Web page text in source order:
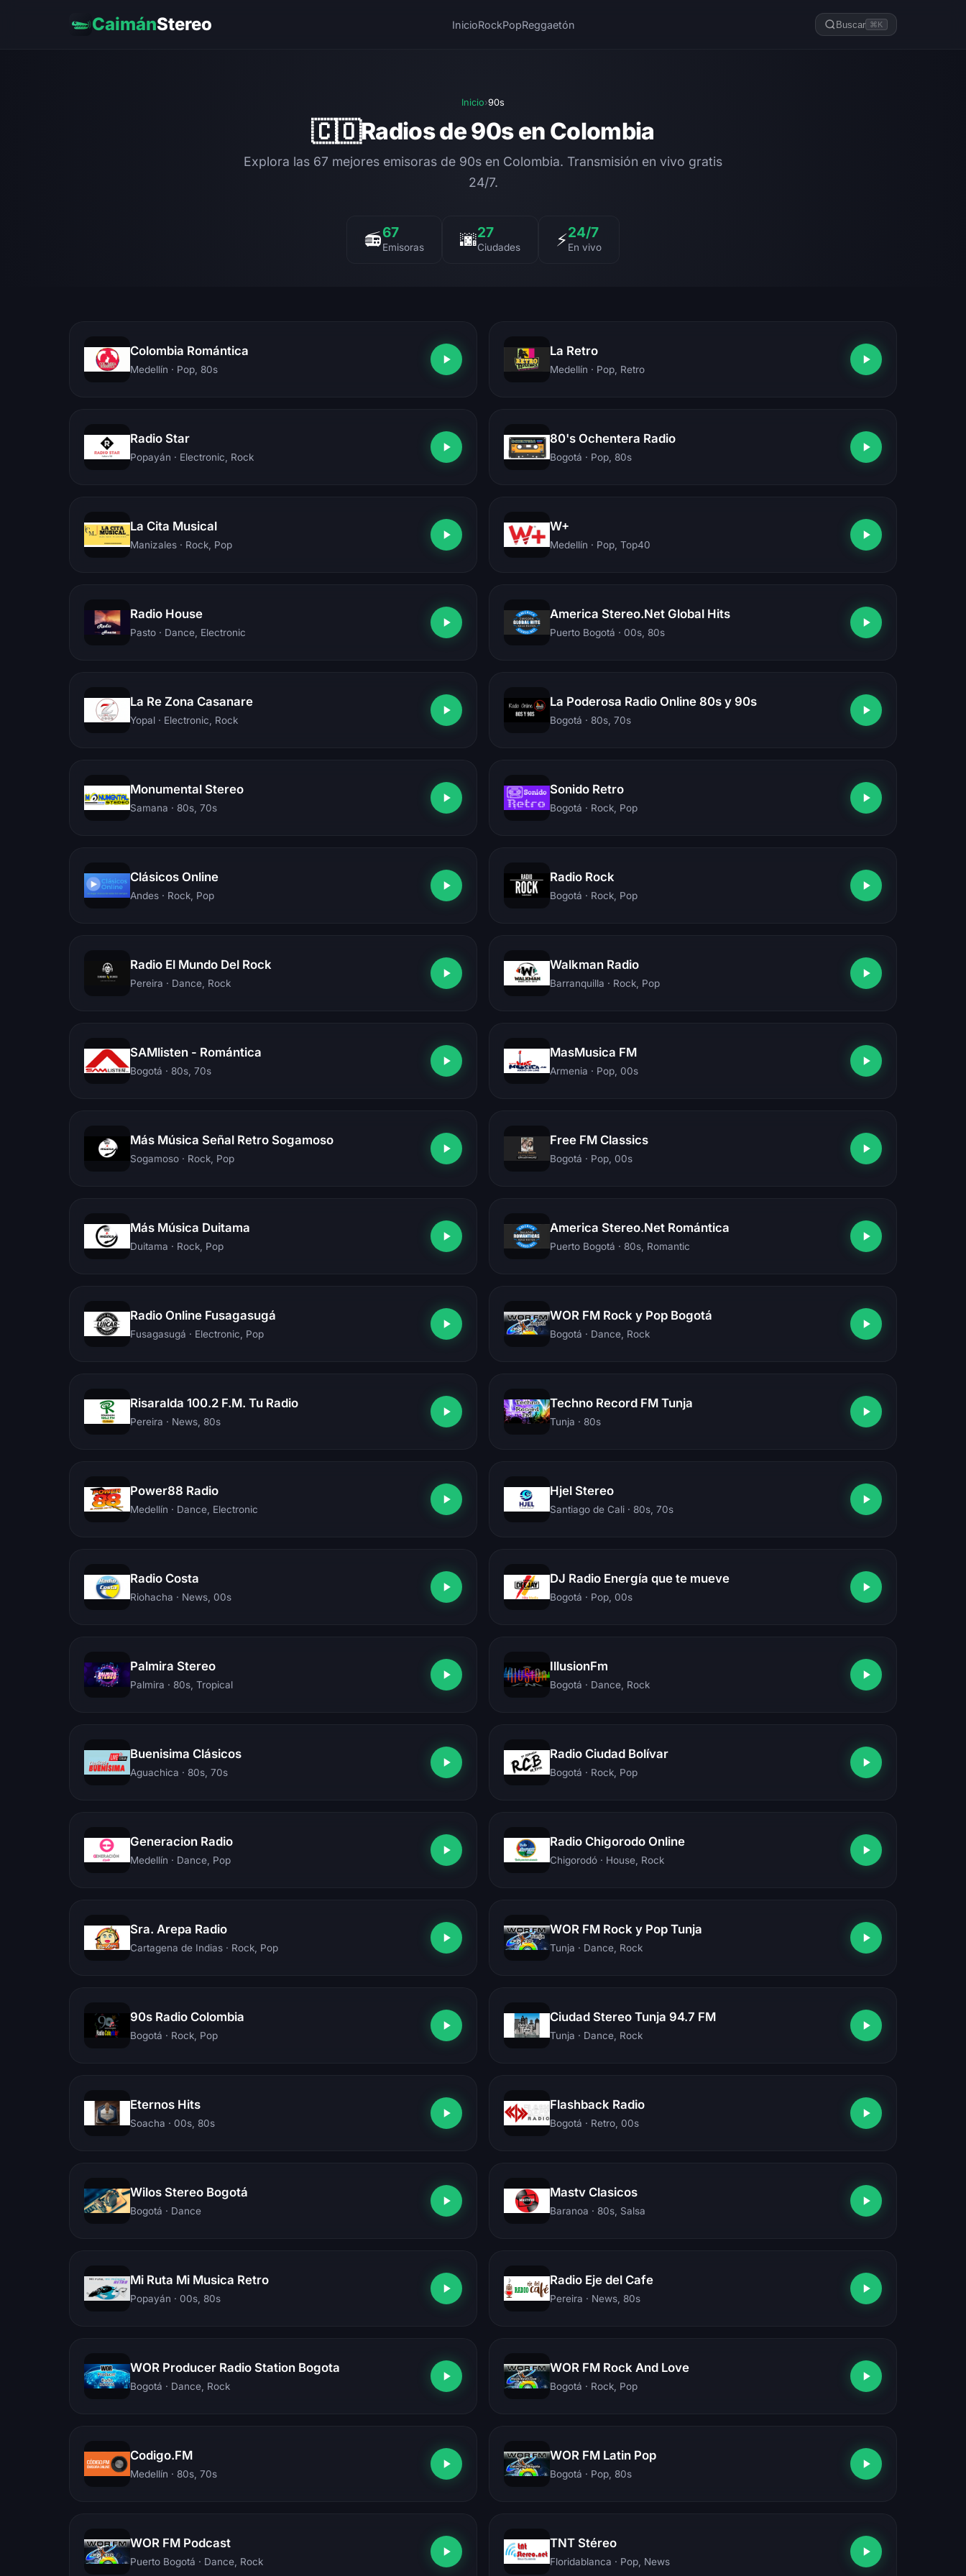
CaimánStereo InicioRockPopReggaetón Buscar ⌘K
Inicio›90s
🇨🇴Radios de 90s en Colombia
Explora las 67 mejores emisoras de 90s en Colombia. Transmisión en vivo gratis
24/7.
📻67
Emisoras 🌆27
Ciudades ⚡24/7
En vivo
Colombia Romántica
Medellín · Pop, 80s
La Retro
Medellín · Pop, Retro
Radio Star
Popayán · Electronic, Rock
80's Ochentera Radio
Bogotá · Pop, 80s
La Cita Musical
Manizales · Rock, Pop
W+
Medellín · Pop, Top40
Radio House
Pasto · Dance, Electronic
America Stereo.Net Global Hits
Puerto Bogotá · 00s, 80s
La Re Zona Casanare
Yopal · Electronic, Rock
La Poderosa Radio Online 80s y 90s
Bogotá · 80s, 70s
Monumental Stereo
Samana · 80s, 70s
Sonido Retro
Bogotá · Rock, Pop
Clásicos Online
Andes · Rock, Pop
Radio Rock
Bogotá · Rock, Pop
Radio El Mundo Del Rock
Pereira · Dance, Rock
Walkman Radio
Barranquilla · Rock, Pop
SAMlisten - Romántica
Bogotá · 80s, 70s
MasMusica FM
Armenia · Pop, 00s
Más Música Señal Retro Sogamoso
Sogamoso · Rock, Pop
Free FM Classics
Bogotá · Pop, 00s
Más Música Duitama
Duitama · Rock, Pop
America Stereo.Net Romántica
Puerto Bogotá · 80s, Romantic
Radio Online Fusagasugá
Fusagasugá · Electronic, Pop
WOR FM Rock y Pop Bogotá
Bogotá · Dance, Rock
Risaralda 100.2 F.M. Tu Radio
Pereira · News, 80s
Techno Record FM Tunja
Tunja · 80s
Power88 Radio
Medellín · Dance, Electronic
Hjel Stereo
Santiago de Cali · 80s, 70s
Radio Costa
Riohacha · News, 00s
DJ Radio Energía que te mueve
Bogotá · Pop, 00s
Palmira Stereo
Palmira · 80s, Tropical
IllusionFm
Bogotá · Dance, Rock
Buenisima Clásicos
Aguachica · 80s, 70s
Radio Ciudad Bolívar
Bogotá · Rock, Pop
Generacion Radio
Medellín · Dance, Pop
Radio Chigorodo Online
Chigorodó · House, Rock
Sra. Arepa Radio
Cartagena de Indias · Rock, Pop
WOR FM Rock y Pop Tunja
Tunja · Dance, Rock
90s Radio Colombia
Bogotá · Rock, Pop
Ciudad Stereo Tunja 94.7 FM
Tunja · Dance, Rock
Eternos Hits
Soacha · 00s, 80s
Flashback Radio
Bogotá · Retro, 00s
Wilos Stereo Bogotá
Bogotá · Dance
Mastv Clasicos
Baranoa · 80s, Salsa
Mi Ruta Mi Musica Retro
Popayán · 00s, 80s
Radio Eje del Cafe
Pereira · News, 80s
WOR Producer Radio Station Bogota
Bogotá · Dance, Rock
WOR FM Rock And Love
Bogotá · Rock, Pop
Codigo.FM
Medellín · 80s, 70s
WOR FM Latin Pop
Bogotá · Pop, 80s
WOR FM Podcast
Puerto Bogotá · Dance, Rock
TNT Stéreo
Floridablanca · Pop, News